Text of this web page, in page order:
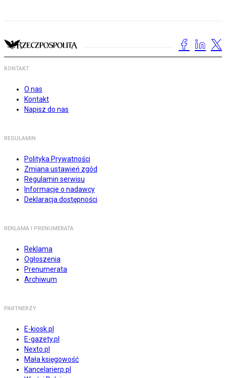
KONTAKT
O nas
Kontakt
Napisz do nas
REGULAMIN
Polityka Prywatności
Zmiana ustawień zgód
Regulamin serwisu
Informacje o nadawcy
Deklaracja dostępności
REKLAMA I PRENUMERATA
Reklama
Ogłoszenia
Prenumerata
Archiwum
PARTNERZY
E-kiosk.pl
E-gazety.pl
Nexto.pl
Mała księgowość
Kancelarierp.pl